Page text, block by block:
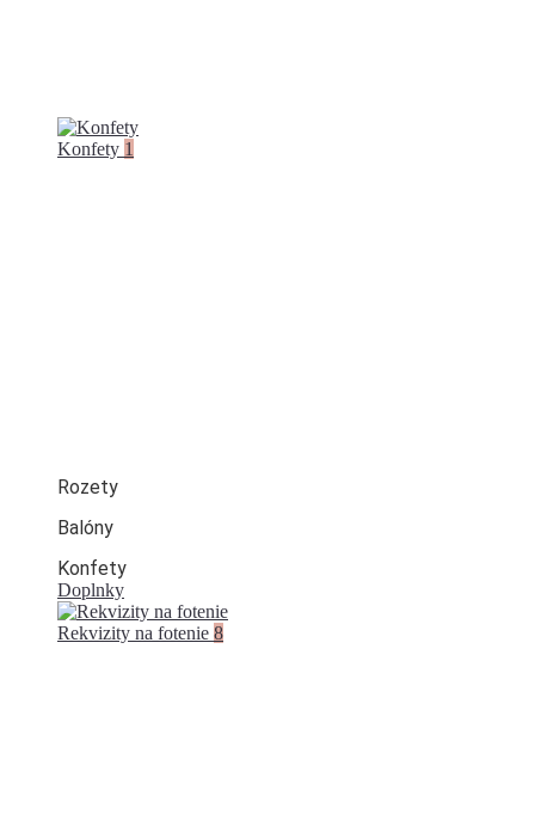
Konfety 1
Rozety
Balóny
Konfety
Doplnky
Rekvizity na fotenie 8